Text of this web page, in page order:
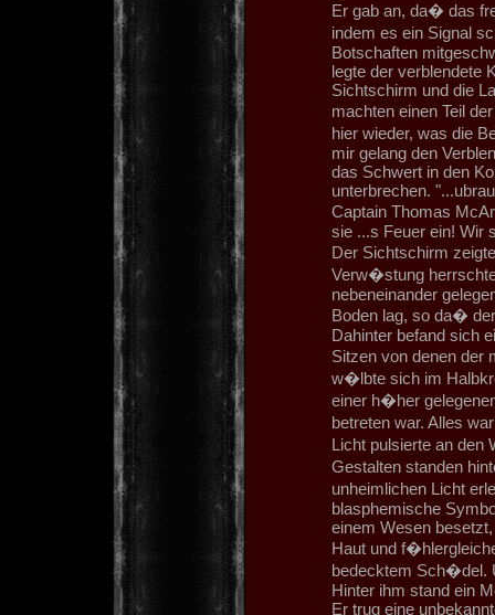
Er gab an, da� das
indem es ein Signal
Botschaften
legte der verblendete
Sichtschirm und die
machten einen Teil
hier wieder, was die
mir gelang den
das Schwert in den
unterbrechen.
Captain Thomas
sie ...s Feuer ein! Wir
Der Sichtschirm
Verw�stung
nebeneinander
Boden lag, so da�
Dahinter befand sich
Sitzen von denen der
w�lbte sich im
einer h�her
betreten war. Alles
Licht pulsierte an den
Gestalten standen
unheimlichen Licht
blasphemische
einem Wesen
Haut und
bedecktem Sch�del.
Hinter ihm stand ein
Er trug eine